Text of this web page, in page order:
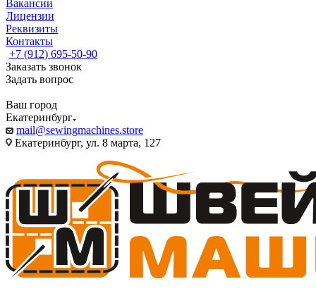
Вакансии
Лицензии
Реквизиты
Контакты
+7 (912) 695-50-90
Заказать звонок
Задать вопрос
Ваш город
Екатеринбург
mail@sewingmachines.store
Екатеринбург, ул. 8 марта, 127